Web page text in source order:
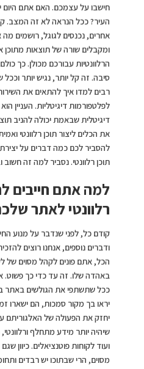
חישבו על עצמכם. האם אתם היום
העיר? ככל הנראה לא זה המצב.
אחרים, נכנסים לגוגל, רושמים
ומקבלים שורה של תוצאות
הרלוונטיות עבורכם מכולן. כך
סיבה. זה קל יותר, נגיש יותר
רבים למדו איך להתאים את
לפלטפורמות דיגיטליות. העניין
דיגיטלית שבאמת יכולה להניב
את הכלים ליצור תוכן רלוונטי
להסביר לכם כמה דברים על
תוכן רלוונטי. נסביר למה זה חשוב
למה אתם חייבים
רלוונטי לאתר
קודם כל, לפני שנדבר על מנוע
ודברים נוספים, אנחנו רוצים
הכל, אתם פונים לקהל מסוים של
באהדה שלו. זה עד כדי כך
ככל שתשתפי את הגולשים באתר
יראו בך מקור סמכות, הם ישארו
יחזק את הפעולה של האלגוריתם
שיהיה יותר מידע מתחלף
ועוד לקוחות פוטנציאלים. כיוון
מסוים, הרי שבתוכו יש רבדים